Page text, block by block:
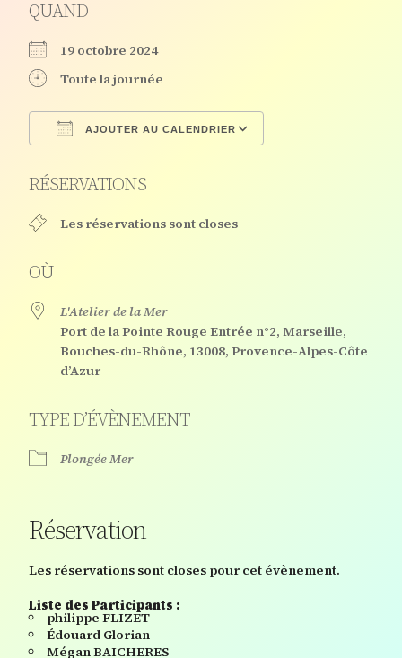
QUAND
19 octobre 2024
Toute la journée
AJOUTER AU CALENDRIER
RÉSERVATIONS
Les réservations sont closes
OÙ
L'Atelier de la Mer
Port de la Pointe Rouge Entrée n°2, Marseille,
Bouches-du-Rhône, 13008, Provence-Alpes-Côte
d’Azur
TYPE D’ÉVÈNEMENT
Plongée Mer
Réservation
Les réservations sont closes pour cet évènement.
Liste des Participants :
philippe FLIZET
Édouard Glorian
Mégan BAICHERES